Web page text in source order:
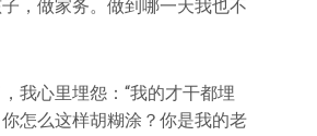
，做家务。做到哪一天我也不
我心里埋怨：“我的才干都埋
怎么这样胡糊涂？你是我的老